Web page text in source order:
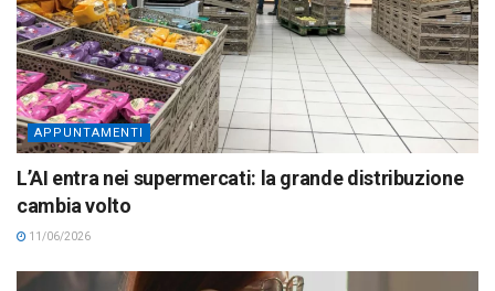
APPUNTAMENTI
L’AI entra nei supermercati: la grande distribuzione
cambia volto
11/06/2026